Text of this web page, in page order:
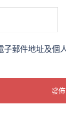
子郵件地址及個